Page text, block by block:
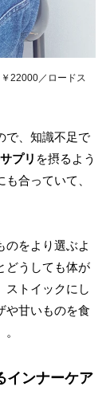
22000／ロードス
で、知識不足で
プリ を摂るよう
合っていて、
のをより選ぶよ
どうしても体が
ストイックにし
や甘いものを食
インナーケア